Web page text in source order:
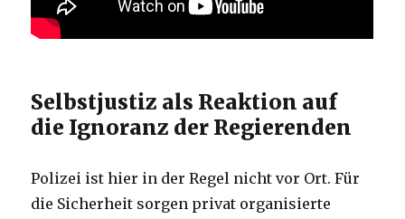
Selbstjustiz als Reaktion auf
die Ignoranz der Regierenden
Polizei ist hier in der Regel nicht vor Ort. Für
die Sicherheit sorgen privat organisierte